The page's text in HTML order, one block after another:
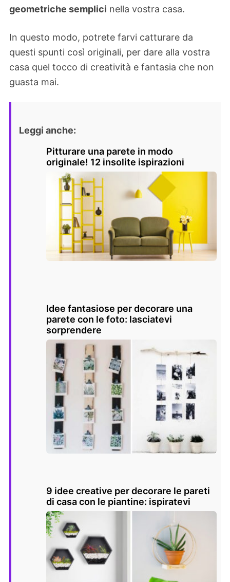
geometriche semplici nella vostra casa.
In questo modo, potrete farvi catturare da
questi spunti così originali, per dare alla vostra
casa quel tocco di creatività e fantasia che non
guasta mai.
Leggi anche:
Pitturare una parete in modo
originale! 12 insolite ispirazioni
Idee fantasiose per decorare una
parete con le foto: lasciatevi
sorprendere
9 idee creative per decorare le pareti
di casa con le piantine: ispiratevi